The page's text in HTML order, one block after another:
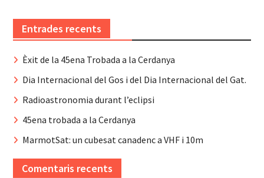
Entrades recents
Èxit de la 45ena Trobada a la Cerdanya
Dia Internacional del Gos i del Dia Internacional del Gat.
Radioastronomia durant l’eclipsi
45ena trobada a la Cerdanya
MarmotSat: un cubesat canadenc a VHF i 10m
Comentaris recents